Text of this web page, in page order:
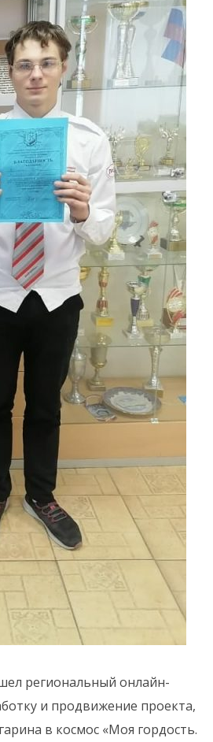
региональный онлайн-
и продвижение проекта,
в космос «Моя гордость.